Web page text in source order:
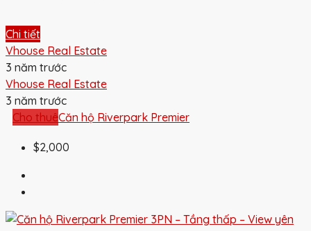
Chi tiết
Vhouse Real Estate
3 năm trước
Vhouse Real Estate
3 năm trước
Cho thuêCăn hộ Riverpark Premier
$2,000